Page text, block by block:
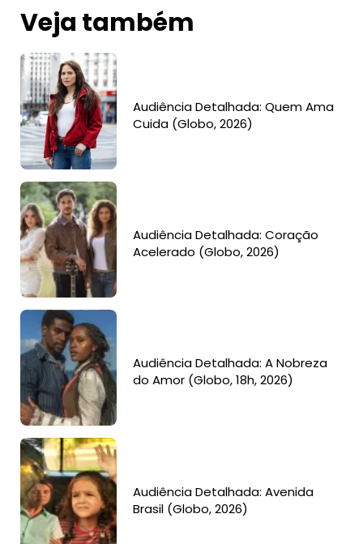
Veja também
Audiência Detalhada: Quem Ama
Cuida (Globo, 2026)
Audiência Detalhada: Coração
Acelerado (Globo, 2026)
Audiência Detalhada: A Nobreza
do Amor (Globo, 18h, 2026)
Audiência Detalhada: Avenida
Brasil (Globo, 2026)